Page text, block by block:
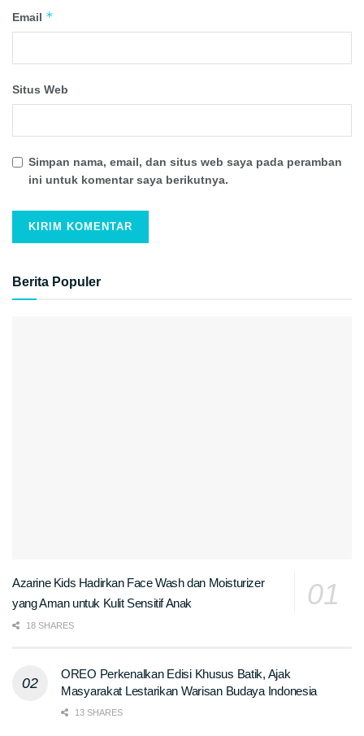
Email *
Situs Web
Simpan nama, email, dan situs web saya pada peramban
ini untuk komentar saya berikutnya.
Berita Populer
Azarine Kids Hadirkan Face Wash dan Moisturizer
yang Aman untuk Kulit Sensitif Anak
18 SHARES
OREO Perkenalkan Edisi Khusus Batik, Ajak
Masyarakat Lestarikan Warisan Budaya Indonesia
13 SHARES